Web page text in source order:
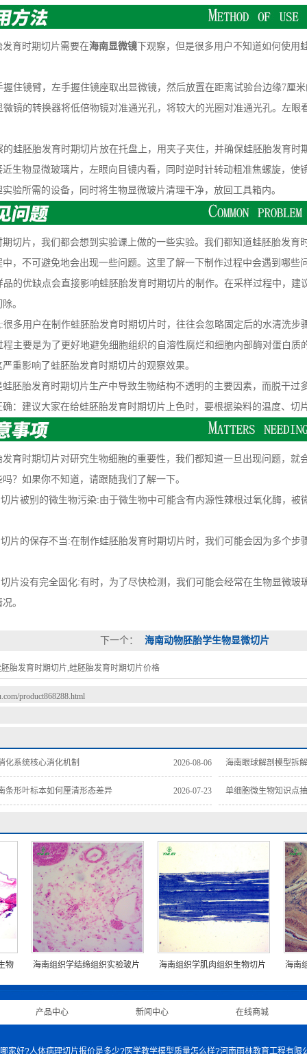
时期切片需要在海南显微镜 下观察，但是很多用户不知道如何使
镜臂，左手握住镜座取出显微镜，然后放置在距离试验台边缘7厘米
的转换器将低倍物镜对准通光孔，将较大的光圈对准通光孔。左眼
胚胎发育时期切片放在托盘上，用夹子夹住，并确保蛙胚胎发育时
生物显微玻璃片，左眼向目镜内看，同时逆时针转动粗准焦螺旋，使
所需的设备，同时将生物显微玻片清理干净，放回工具箱内。
片，我们都会想到实验课上做的一些实验。我们都知道蛙胚胎发育
，不可避免地会出现一些问题。这里了解一下制作过程中会遇到哪些
优缺点会直接影响蛙胚胎发育时期切片的制作。在采样过程中，建
。
用户在制作蛙胚胎发育时期切片时，往往会忽略固定后的水清洗步
要是为了更好地避免细胞组织的自溶性腐烂和细胞内部酶对蛋白质
重影响了蛙胚胎发育时期切片的观察效果。
胎发育时期切片生产中导致生物结构不透明的主要因素，而脱干过
建议大家在给蛙胚胎发育时期切片上色时，要根据染料的温度、切
时期切片对研究生物细胞的重要性，我们都知道一旦出现问题，就
？如果你不知道，请跟随我们了解一下。
被别的微生物污染:由于微生物中可能含有内源性辣根过氧化酶，被
的保存不当:在制作蛙胚胎发育时期切片时，我们可能会因为多个步
没有完全固化:有时，为了尽快检测，我们可能会经常在生物显微玻
。
下一个： 海南动物胚胎学生物显微切片
胎发育时期切片,蛙胚胎发育时期切片价格
product868288.html
2026-08-06
化系统核心消化机制 海南眼球解剖模型拆
2026-07-23
条形叶标本如何厘清形态差异 单细胞微生物知识点
物 海南组织学结缔组织实验玻片 海南组织学肌肉组织生物切片 海南
产品中心 新闻中心 在线商城
家好?人体病理切片报价是多少?医学教学模型质量怎么样?河南雨林教育工程有